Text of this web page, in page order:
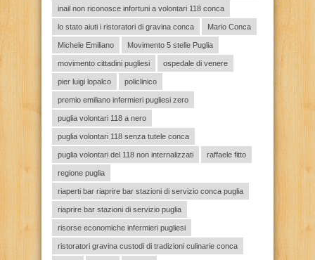
inail non riconosce infortuni a volontari 118 conca
lo stato aiuti i ristoratori di gravina conca Mario Conca
Michele Emiliano Movimento 5 stelle Puglia
movimento cittadini pugliesi ospedale di venere
pier luigi lopalco policlinico
premio emiliano infermieri pugliesi zero
puglia volontari 118 a nero
puglia volontari 118 senza tutele conca
puglia volontari del 118 non internalizzati raffaele fitto
regione puglia
riaperti bar riaprire bar stazioni di servizio conca puglia
riaprire bar stazioni di servizio puglia
risorse economiche infermieri pugliesi
ristoratori gravina custodi di tradizioni culinarie conca